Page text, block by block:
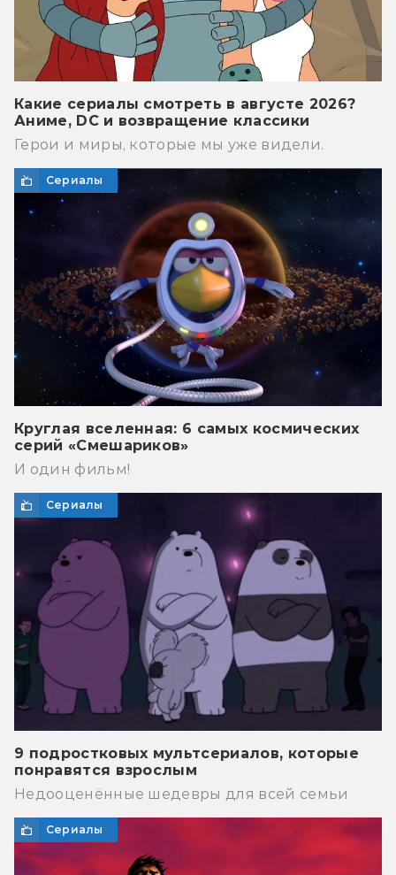
Какие сериалы смотреть в августе 2026?
Аниме, DC и возвращение классики
Герои и миры, которые мы уже видели.
Сериалы
Круглая вселенная: 6 самых космических
серий «Смешариков»
И один фильм!
Сериалы
9 подростковых мультсериалов, которые
понравятся взрослым
Недооценённые шедевры для всей семьи
Сериалы